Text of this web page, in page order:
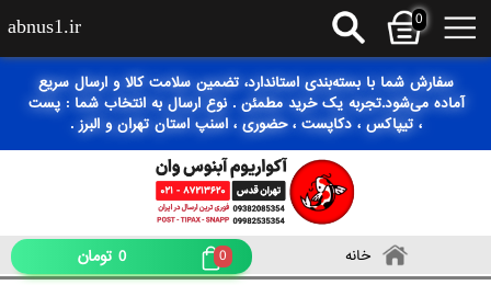
سفارش شما با بسته‌بندی استاندارد، تضمین سلامت کالا و ارسال سریع
آماده می‌شود.تجربه یک خرید مطمئن . نوع ارسال به انتخاب شما : پست
، تیپاکس ، دکاپست ، حضوری ، اسنپ استان تهران و البرز .
0
abnus1.ir
خانه 0
0 تومان